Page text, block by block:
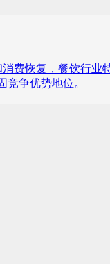
费恢复，餐饮行业
争优势地位。